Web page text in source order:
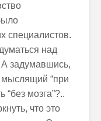
специалистов.
над
А задумавшись,
мыслящий “при
“без мозга”?..
что это